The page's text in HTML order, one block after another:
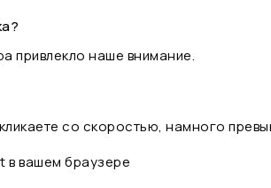
привлекло наше внимание.
со скоростью, намного
в вашем браузере